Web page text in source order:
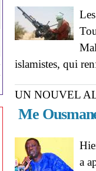
islamistes, qui
UN NOUVEL
Me
a